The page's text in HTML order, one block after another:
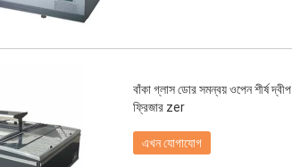
বাঁকা গ্লাস ডোর সমন্বয় ওপেন শীর্ষ দ্বীপ
ফ্রিজার zer
এখন যোগাযোগ